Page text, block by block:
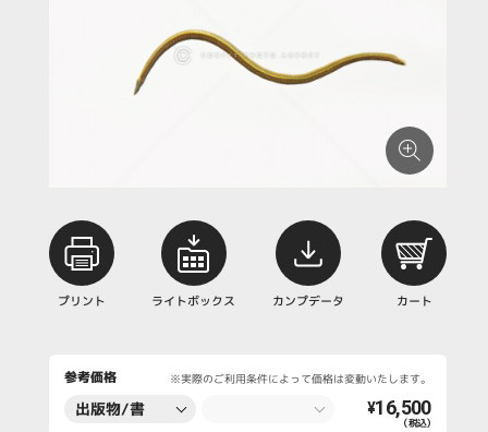
プリント ライトボックス カンプデータ カート
参考価格 ※実際のご利用条件によって価格は変動いたします。
出版物/書
¥16,500
（税込）